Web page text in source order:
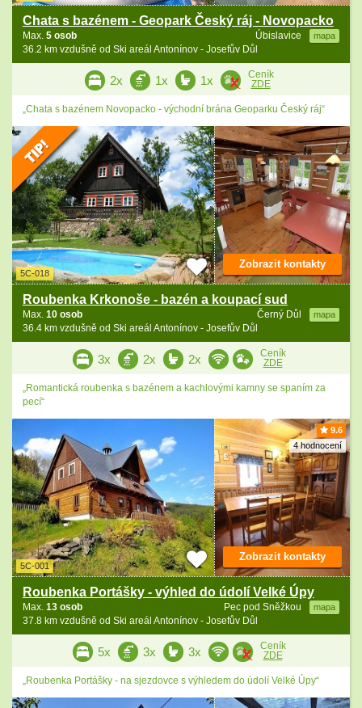
Chata s bazénem - Geopark Český ráj - Novopacko
Úbislavice mapa
Max. 5 osob
36.2 km vzdušně od Ski areál Antonínov - Josefův Důl
2x 1x 1x
Ceník
ZDE
„Chata s bazénem Novopacko - východní brána Geoparku Český ráj“
5C-018
Roubenka Krkonoše - bazén a koupací sud
Černý Důl mapa
Max. 10 osob
36.4 km vzdušně od Ski areál Antonínov - Josefův Důl
Zobrazit kontakty
3x 2x 2x
Ceník
ZDE
„Romantická roubenka s bazénem a kachlovými kamny se spaním za
pecí“
9.6
4 hodnocení
5C-001
Roubenka Portášky - výhled do údolí Velké Úpy
Pec pod Sněžkou mapa
Max. 13 osob
37.8 km vzdušně od Ski areál Antonínov - Josefův Důl
Zobrazit kontakty
5x 3x 3x
Ceník
ZDE
„Roubenka Portášky - na sjezdovce s výhledem do údolí Velké Úpy“